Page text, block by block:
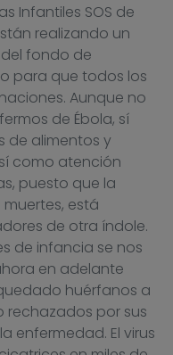
Infantiles SOS de
realizando un
fondo de
para que todos los
Aunque no
de Ébola, sí
de alimentos y
como atención
puesto que la
está
de otra índole.
de infancia se nos
en adelante
huérfanos a
rechazados por sus
enfermedad. El virus